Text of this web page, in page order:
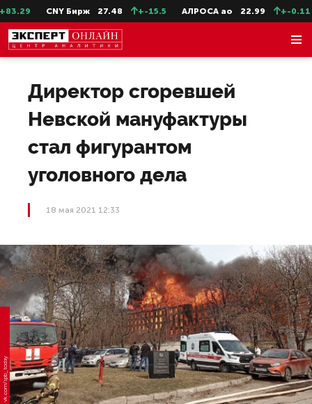
CNY Бирж 27.48 +-15.5 АЛРОСА ао 22.99 +-0.11
Директор сгоревшей
Невской мануфактуры
стал фигурантом
уголовного дела
18 мая 2021 12:33
vk.com/spb_today